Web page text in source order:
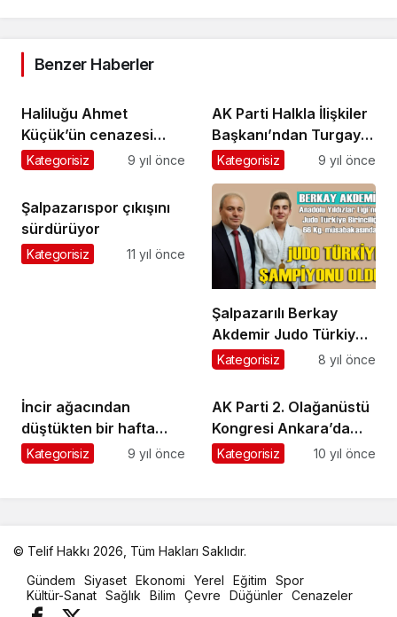
Benzer Haberler
Haliluğu Ahmet
Küçük’ün cenazesi
toprağa verildi
Kategorisiz 9 yıl önce
AK Parti Halkla İlişkiler
Başkanı’ndan Turgay
İkinci’ye ziyaret
Kategorisiz 9 yıl önce
Şalpazarıspor çıkışını
sürdürüyor
Kategorisiz 11 yıl önce
Şalpazarılı Berkay
Akdemir Judo Türkiye
birincisi oldu
Kategorisiz 8 yıl önce
İncir ağacından
düştükten bir hafta
sonra hayatını kaybetti
Kategorisiz 9 yıl önce
AK Parti 2. Olağanüstü
Kongresi Ankara’da
yapıldı
Kategorisiz 10 yıl önce
© Telif Hakkı 2026, Tüm Hakları Saklıdır.
oto
kiralama
parça
Gündem Siyaset Ekonomi Yerel Eğitim
Spor
Kültür-Sanat Sağlık Bilim Çevre Düğünler Cenazeler